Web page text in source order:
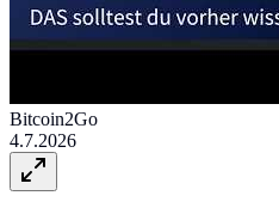
Bitcoin2Go
4.7.2026